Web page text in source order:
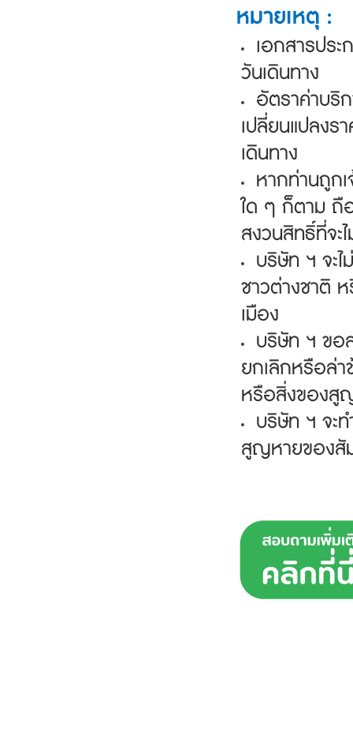
หมายเหตุ :
เอกสารปร
วันเดินทาง
อัตราค่าบริ
เปลี่ยนแปลงร
เดินทาง
หากท่านถูก
ใด ๆ ก็ตาม ถื
สงวนสิทธิ์ที่จะ
บริษัท ฯ จะ
ชาวต่างชาติ
เมือง
บริษัท ฯ ขอ
ยกเลิกหรือล่
หรือสิ่งของสู
บริษัท ฯ จะ
สูญหายของสั